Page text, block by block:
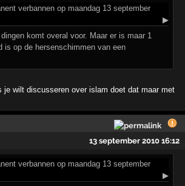
verbannen op maandag 13 september
▶
komt overal voor. Maar er is maar 1
is op de hersenschimmen van een
je wilt discusseren over islam doet dat maar met
13 september 2010 16:12
verbannen op maandag 13 september
▶